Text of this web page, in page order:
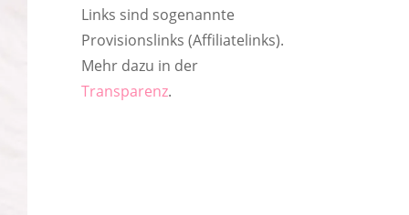
Links sind sogenannte
Provisionslinks (Affiliatelinks).
Mehr dazu in der
Transparenz.